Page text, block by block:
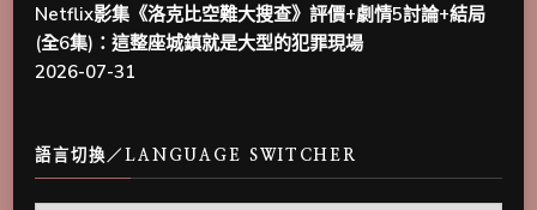
Netflix影集《洛克比空難大搜查》評價+劇情5討論+結局
(全6集)：這整座城鎮就是大型的犯罪現場
2026-07-31
語言切換／LANGUAGE SWITCHER